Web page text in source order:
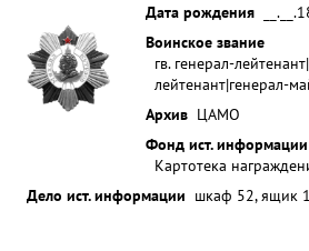
Дата рождения
Воинское звание
гв. генерал-
лейтенант|генерал-
Архив ЦАМО
Фонд ист. информации
Картотека
Дело ист. информации шкаф 52, ящик